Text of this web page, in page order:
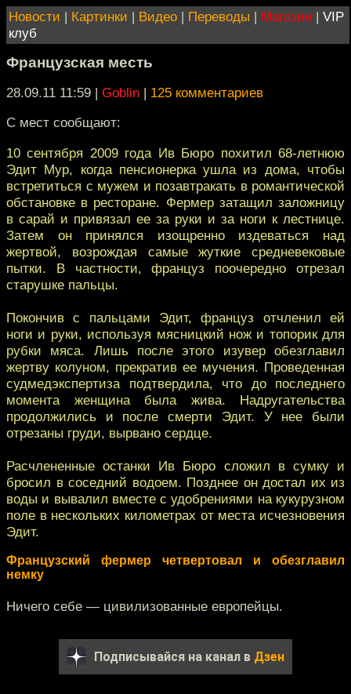
Новости | Картинки | Видео | Переводы | Магазин | VIP
клуб
Французская месть
28.09.11 11:59 | Goblin | 125 комментариев
С мест сообщают:
10 сентября 2009 года Ив Бюро похитил 68-летнюю
Эдит Мур, когда пенсионерка ушла из дома, чтобы
встретиться с мужем и позавтракать в романтической
обстановке в ресторане. Фермер затащил заложницу
в сарай и привязал ее за руки и за ноги к лестнице.
Затем он принялся изощренно издеваться над
жертвой, возрождая самые жуткие средневековые
пытки. В частности, француз поочередно отрезал
старушке пальцы.
Покончив с пальцами Эдит, француз отчленил ей
ноги и руки, используя мясницкий нож и топорик для
рубки мяса. Лишь после этого изувер обезглавил
жертву колуном, прекратив ее мучения. Проведенная
судмедэкспертиза подтвердила, что до последнего
момента женщина была жива. Надругательства
продолжились и после смерти Эдит. У нее были
отрезаны груди, вырвано сердце.
Расчлененные останки Ив Бюро сложил в сумку и
бросил в соседний водоем. Позднее он достал их из
воды и вывалил вместе с удобрениями на кукурузном
поле в нескольких километрах от места исчезновения
Эдит.
Французский фермер четвертовал и обезглавил
немку
Ничего себе — цивилизованные европейцы.
Подписывайся на канал в Дзен